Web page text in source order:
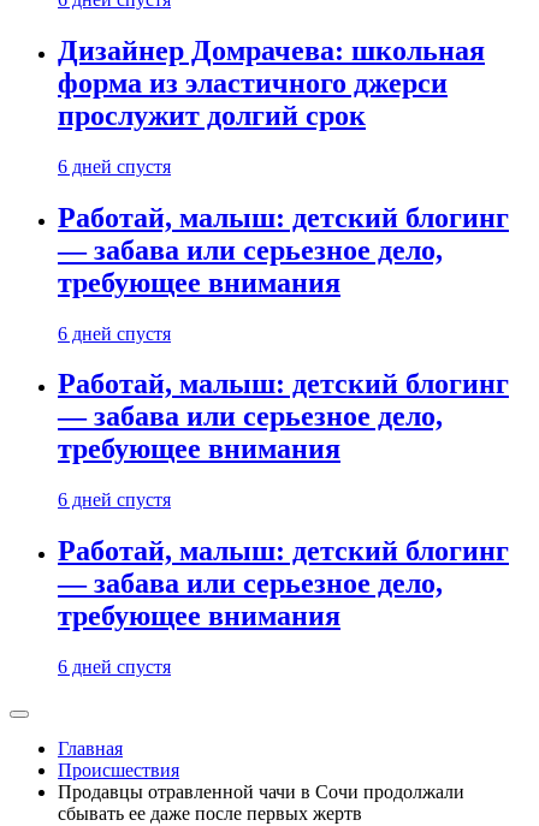
Дизайнер Домрачева: школьная
форма из эластичного джерси
прослужит долгий срок
6 дней спустя
Работай, малыш: детский блогинг
— забава или серьезное дело,
требующее внимания
6 дней спустя
Работай, малыш: детский блогинг
— забава или серьезное дело,
требующее внимания
6 дней спустя
Работай, малыш: детский блогинг
— забава или серьезное дело,
требующее внимания
6 дней спустя
Главная
Происшествия
Продавцы отравленной чачи в Сочи продолжали
сбывать ее даже после первых жертв